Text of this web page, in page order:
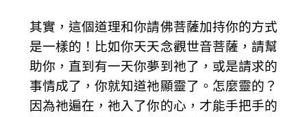
其實，這個道理和你請佛菩薩加持你的方式
是一樣的！比如你天天念觀世音菩薩，請幫
助你，直到有一天你夢到祂了，或是請求的
事情成了，你就知道祂顯靈了。怎麼靈的？
因為祂遍在，祂入了你的心，才能手把手的